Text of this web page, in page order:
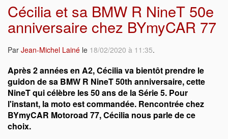
Cécilia et sa BMW R NineT 50e
anniversaire chez BYmyCAR 77
Par Jean-Michel Lainé le 18/02/2020 à 11:35.
Après 2 années en A2, Cécilia va bientôt prendre le
guidon de sa BMW R NineT 50th anniversaire, cette
NineT qui célèbre les 50 ans de la Série 5. Pour
l'instant, la moto est commandée. Rencontrée chez
BYmyCAR Motoroad 77, Cécilia nous parle de ce
choix.